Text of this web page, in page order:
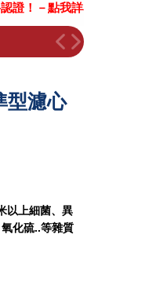
詳看－
型濾心
以上細菌、異
化硫..等雜質